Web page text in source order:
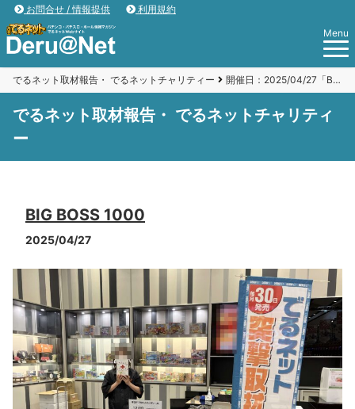
お問合せ / 情報提供
利用規約
Menu
でるネット取材報告・ でるネットチャリティー 開催日：2025/04/27「BIG BOSS 1000」
でるネット取材報告・ でるネットチャリティ
ー
BIG BOSS 1000
2025/04/27